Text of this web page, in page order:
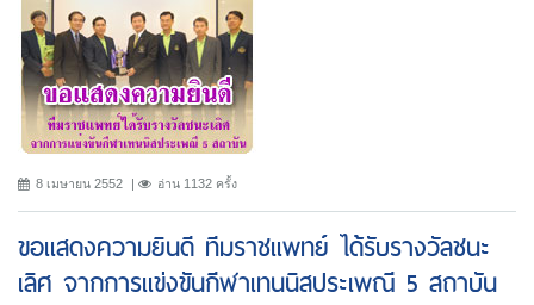
8 เมษายน 2552 อ่าน 1132 ครั้ง
ขอแสดงความยินดี ทีมราชแพทย์ ได้รับรางวัลชนะ
เลิศ จากการแข่งขันกีฬาเทนนิสประเพณี 5 สถาบัน